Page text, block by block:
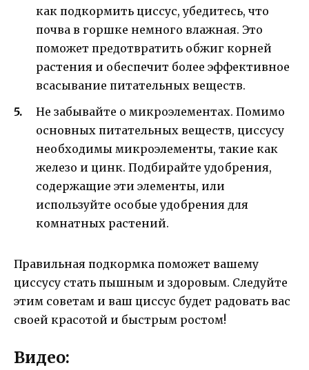
как подкормить циссус, убедитесь, что
почва в горшке немного влажная. Это
поможет предотвратить обжиг корней
растения и обеспечит более эффективное
всасывание питательных веществ.
Не забывайте о микроэлементах. Помимо
основных питательных веществ, циссусу
необходимы микроэлементы, такие как
железо и цинк. Подбирайте удобрения,
содержащие эти элементы, или
используйте особые удобрения для
комнатных растений.
Правильная подкормка поможет вашему
циссусу стать пышным и здоровым. Следуйте
этим советам и ваш циссус будет радовать вас
своей красотой и быстрым ростом!
Видео: